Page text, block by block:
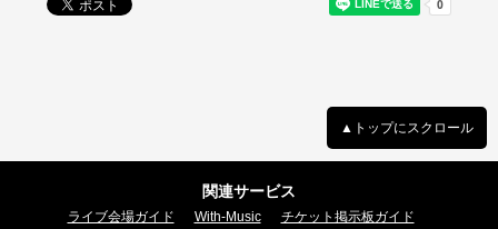
▲トップにスクロール
関連サービス
ライブ会場ガイド With-Music チケット掲示板ガイド